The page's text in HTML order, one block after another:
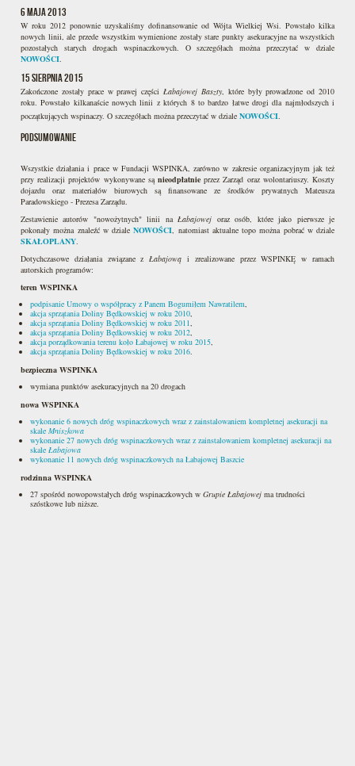
6 maja 2013
W roku 2012 ponownie uzyskaliśmy dofinansowanie od Wójta Wielkiej Wsi. Powstało kilka
nowych linii, ale przede wszystkim wymienione zostały stare punkty asekuracyjne na wszystkich
pozostałych starych drogach wspinaczkowych. O szczegółach można przeczytać w dziale
NOWOŚCI.
15 sierpnia 2015
Zakończone zostały prace w prawej części Łabajowej Baszty, które były prowadzone od 2010
roku. Powstało kilkanaście nowych linii z których 8 to bardzo łatwe drogi dla najmłodszych i
początkujących wspinaczy. O szczegółach można przeczytać w dziale NOWOŚCI.
Podsumowanie
Wszystkie działania i prace w Fundacji WSPINKA, zarówno w zakresie organizacyjnym jak też
przy realizacji projektów wykonywane są nieodpłatnie przez Zarząd oraz wolontariuszy. Koszty
dojazdu oraz materiałów biurowych są finansowane ze środków prywatnych Mateusza
Paradowskiego - Prezesa Zarządu.
Zestawienie autorów "nowożytnych" linii naŁabajowej oraz osób, które jako pierwsze je
pokonały można znaleźć w dzialeNOWOŚCI, natomiast aktualne topo można pobrać w dziale
SKAŁOPLANY.
Dotychczasowe działania związane zŁabajową i zrealizowane przez WSPINKĘ w ramach
autorskich programów:
teren WSPINKA
podpisanie Umowy o współpracy z Panem Bogumiłem Nawratilem,
akcja sprzątania Doliny Będkowskiej w roku 2010,
akcja sprzątania Doliny Będkowskiej w roku 2011,
akcja sprzątania Doliny Będkowskiej w roku 2012,
akcja porządkowania terenu koło Łabajowej w roku 2015,
akcja sprzątania Doliny Będkowskiej w roku 2016.
bezpieczna WSPINKA
wymiana punktów asekuracyjnych na 20 drogach
nowa WSPINKA
wykonanie 6 nowych dróg wspinaczkowych wraz z zainstalowaniem kompletnej asekuracji na
skale Mniszkowa
wykonanie 27 nowych dróg wspinaczkowych wraz z zainstalowaniem kompletnej asekuracji na
skale Łabajowa
wykonanie 11 nowych dróg wspinaczkowych na Łabajowej Baszcie
rodzinna WSPINKA
27 spośród nowopowstałych dróg wspinaczkowych w Grupie Łabajowej ma trudności
szóstkowe lub niższe.